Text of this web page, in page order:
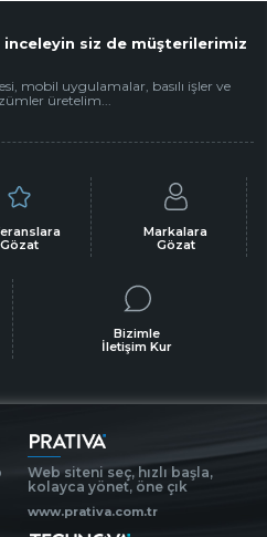
siz de müşterilerimiz
mobil uygulamalar, basılı işler ve
üretelim...
Gözat
Markalara
Gözat
Bizimle
İletişim Kur
Web siteni seç, hızlı başla,
kolayca yönet, öne çık
www.prativa.com.tr